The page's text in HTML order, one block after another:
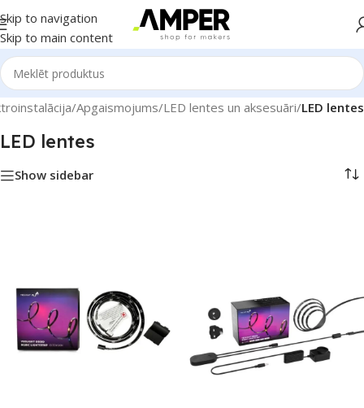
Skip to navigation
Skip to main content
/Apgaismojums/LED lentes un aksesuāri/LED lentes
LED lentes
Show sidebar